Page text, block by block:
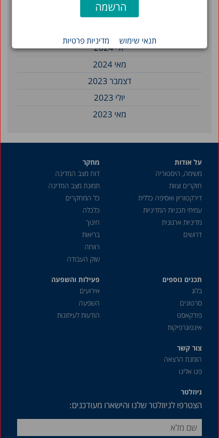
תנאי שימוש מדיניות פרטיות
ינואר 2025
יולי 2024
מאי 2024
דצמבר 2023
יולי 2023
מאי 2023
על אודות
משימה, היסטוריה
חוקרים וצוות
דירקטוריון ואסיפה כללית
עמיתי תכניות המדיניות
מדיניות ארגונית
דרושים
מחקר
דוח מצב המדינה
תמונת מצב המדינה
כל המחקרים
כלכלה
חינוך
בריאות
רווחה
שוק העבודה
תכנים נוספים
בלוג
סרטונים
פודקאסט
אינפוגרפיקות
פעילות והשפעה
אירועים
השפעה
הודעות לעיתונות
צור קשר
הזמנת הרצאה
פנו אלינו
ניוזלטר
הצטרפו לניוזלטר שלנו והישארו מעודכנים: